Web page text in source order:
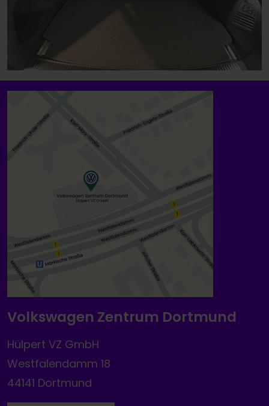
Volkswagen Zentrum Dortmund
Hülpert VZ GmbH
Westfalendamm 18
44141 Dortmund